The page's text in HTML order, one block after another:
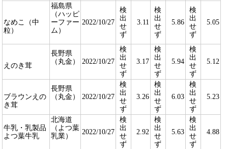
なめこ（中
粒）
福島県
（ハッピ
ーファー
ム）
2022/10/27
検
出
せ
ず
3.11
検
出
せ
ず
5.86
検
出
せ
ず
5.05
えのき茸
長野県
（丸金）
2022/10/27
検
出
せ
ず
3.17
検
出
せ
ず
5.94
検
出
せ
ず
5.12
ブラウンえの
き茸
長野県
（丸金）
2022/10/27
検
出
せ
ず
3.26
検
出
せ
ず
6.03
検
出
せ
ず
5.23
牛乳・乳製品
よつ葉牛乳
北海道
（よつ葉
乳業）
2022/10/27
検
出
せ
ず
2.92
検
出
せ
ず
5.63
検
出
せ
ず
4.88